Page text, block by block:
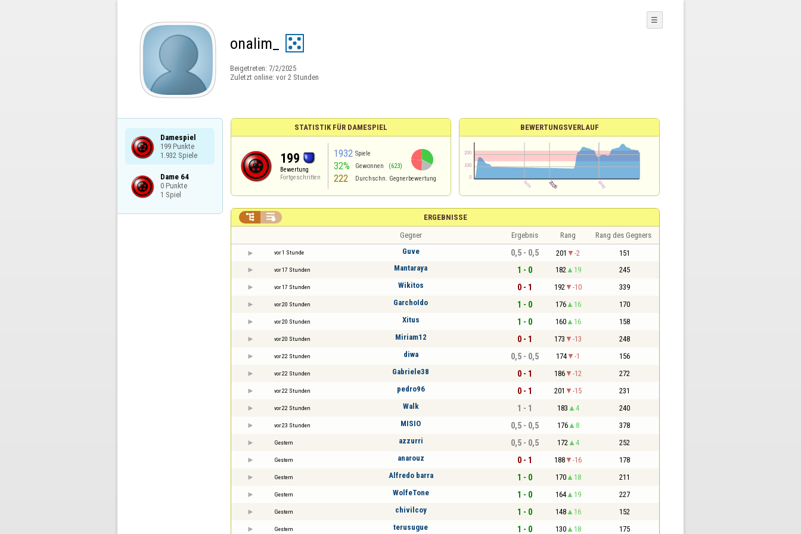
onalim_
Beigetreten: 7/2/2025
Zuletzt online: vor 2 Stunden
☰
Damespiel
199 Punkte
1.932 Spiele
Dame 64
0 Punkte
1 Spiel
STATISTIK FÜR DAMESPIEL
199
Bewertung
Fortgeschritten
1932 Spiele
32% Gewonnen (623)
222 Durchschn. Gegnerbewertung
BEWERTUNGSVERLAUF
ERGEBNISSE
 
Gegner Ergebnis Rang Rang des Gegners
vor 1 Stunde Guve 0,5 - 0,5 201 -2 151
vor 17 Stunden Mantaraya 1 - 0 182 19 245
vor 17 Stunden Wikitos 0 - 1 192 -10 339
vor 20 Stunden GarchoIdo 1 - 0 176 16 170
vor 20 Stunden Xitus 1 - 0 160 16 158
vor 20 Stunden Miriam12 0 - 1 173 -13 248
vor 22 Stunden diwa 0,5 - 0,5 174 -1 156
vor 22 Stunden Gabriele38 0 - 1 186 -12 272
vor 22 Stunden pedro96 0 - 1 201 -15 231
vor 22 Stunden Walk 1 - 1 183 4 240
vor 23 Stunden MISIO 0,5 - 0,5 176 8 378
Gestern azzurri 0,5 - 0,5 172 4 252
Gestern anarouz 0 - 1 188 -16 178
Gestern Alfredo barra 1 - 0 170 18 211
Gestern WolfeTone 1 - 0 164 19 227
Gestern chivilcoy 1 - 0 148 16 152
Gestern terusugue 1 - 0 130 18 175